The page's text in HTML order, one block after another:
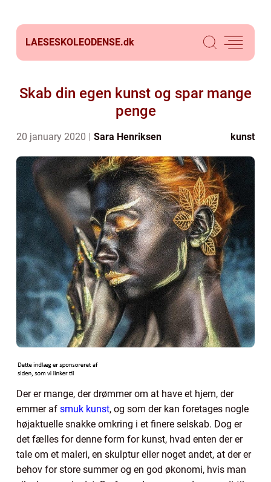
LAESESKOLEODENSE.dk
Skab din egen kunst og spar mange
penge
20 january 2020 Sara Henriksen kunst
Der er mange, der drømmer om at have et hjem, der
emmer af smuk kunst, og som der kan foretages nogle
højaktuelle snakke omkring i et finere selskab. Dog er
det fælles for denne form for kunst, hvad enten der er
tale om et maleri, en skulptur eller noget andet, at der er
behov for store summer og en god økonomi, hvis man